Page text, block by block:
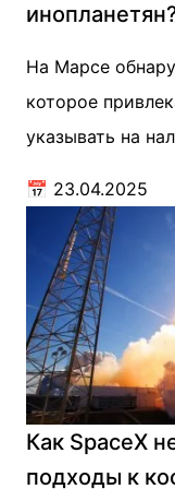
На Марсе
которое
указывать на
📅 23.04.2025
Как SpaceX
подходы к